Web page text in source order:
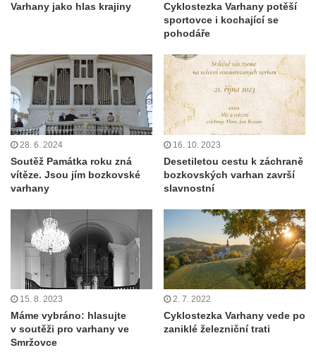
Varhany jako hlas krajiny
Cyklostezka Varhany potěší
sportovce i kochající se
pohodáře
28. 6. 2024
Soutěž Památka roku zná
vítěze. Jsou jím bozkovské
varhany
16. 10. 2023
Desetiletou cestu k záchraně
bozkovských varhan završí
slavnostní
15. 8. 2023
Máme vybráno: hlasujte
v soutěži pro varhany ve
Smržovce
2. 7. 2022
Cyklostezka Varhany vede po
zaniklé železniční trati